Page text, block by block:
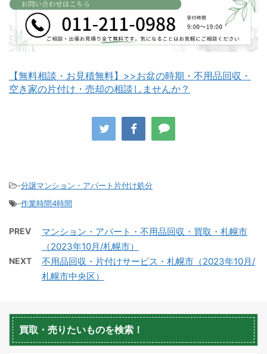
白老町不用品回収 長万部町不用品回収
蘭越町不用品回収 黒松内町不用品回収
【無料相談・お見積無料】>>お盆の時期・不用品回収・
空き家の片付け・売却の相談しませんか？
-分譲マンション・アパート片付け処分
-作業時間4時間
PREV
マンション・アパート・不用品回収・買取・札幌市
（2023年10月/札幌市）
NEXT
不用品回収・片付けサービス・札幌市（2023年10月/
札幌市中央区）
買取・売りたいものを検索！